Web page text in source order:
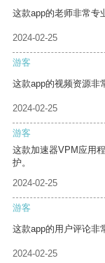
这款app的老师非常专
2024-02-25
游客
这款app的视频资源非
2024-02-25
游客
这款加速器VPM应用
护。
2024-02-25
游客
这款app的用户评论非
2024-02-25